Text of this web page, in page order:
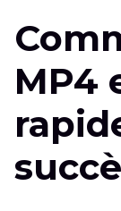
MP4